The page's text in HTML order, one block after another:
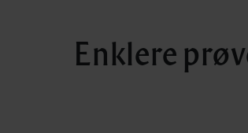
Enklere